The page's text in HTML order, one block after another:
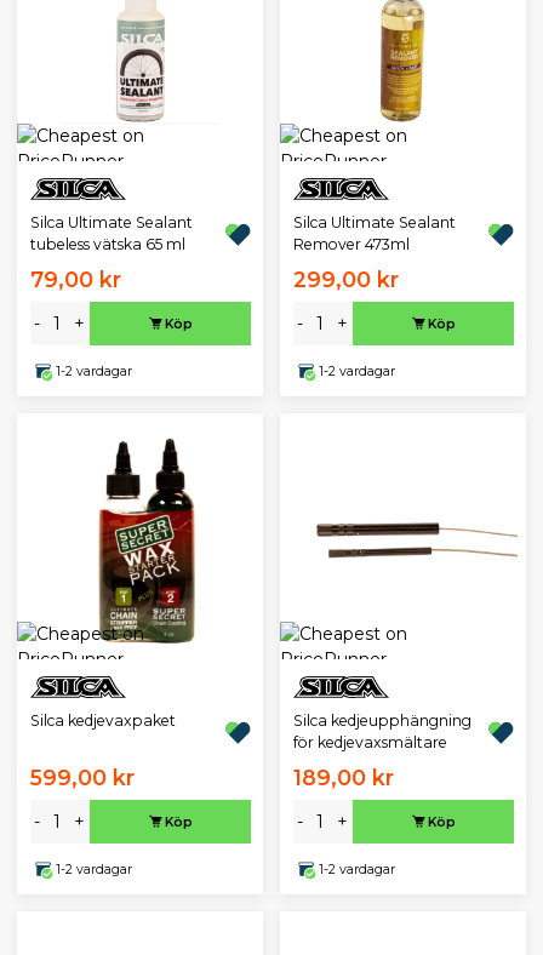
Silca Ultimate Sealant
tubeless vätska 65 ml
79,00 kr
- + Köp
1-2 vardagar
Silca Ultimate Sealant
Remover 473ml
299,00 kr
- + Köp
1-2 vardagar
Silca kedjevaxpaket
599,00 kr
- + Köp
1-2 vardagar
Silca kedjeupphängning
för kedjevaxsmältare
189,00 kr
- + Köp
1-2 vardagar